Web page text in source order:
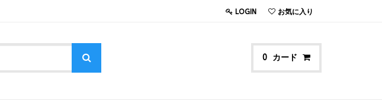
LOGIN お気に入り
0 カード